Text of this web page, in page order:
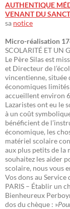
AUTHENTIQUE
VENANT DU
sa notice
Micro-réalisation
SCOLARITÉ ET UN
Le Père Silas est
et Directeur de
vincentienne, située
économiques
accueillent environ
Lazaristes ont eu le
à un coût
bénéficient de
économique, les
matériel scolaire
aux plus petits de la
souhaitez les aider
scolaire, nous vous
Vos dons au Service
PARIS – Établir un
Bienheureux
dos du chèque : »